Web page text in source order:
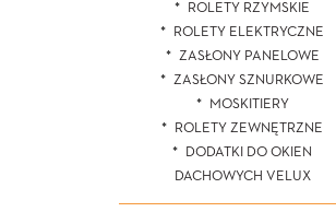
ROLETY RZYMSKIE
ROLETY ELEKTRYCZNE
ZASŁONY PANELOWE
ZASŁONY SZNURKOWE
MOSKITIERY
ROLETY ZEWNĘTRZNE
DODATKI DO OKIEN
DACHOWYCH VELUX